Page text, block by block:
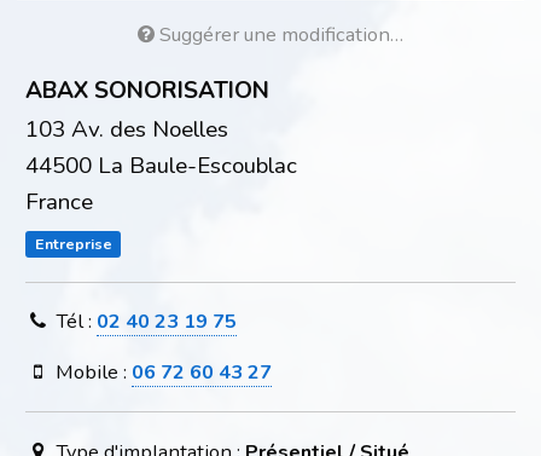
Suggérer une modification…
ABAX SONORISATION
103 Av. des Noelles
44500 La Baule-Escoublac
France
Entreprise
Tél : 02 40 23 19 75
Mobile : 06 72 60 43 27